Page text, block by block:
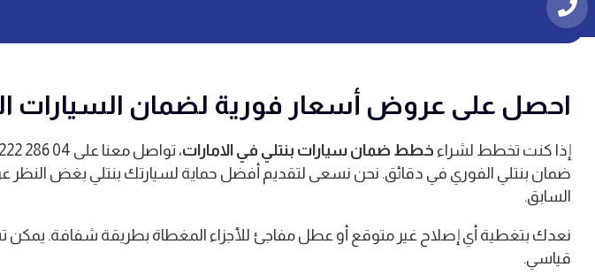
احصل على عروض أسعار فورية لضمان السيارات
إذا كنت تخطط لشراء خطط ضمان سيارات بنتلي في الامارات
ضمان بنتلي الفوري في دقائق. نحن نسعى لتقديم أفضل حماية لسيارتك بنتلي بغض النظر
السابق.
نعدك بتغطية أي إصلاح غير متوقع أو عطل مفاجئ للأجزاء المغطاة بطريقة شفافة. يمكن
قياسي.